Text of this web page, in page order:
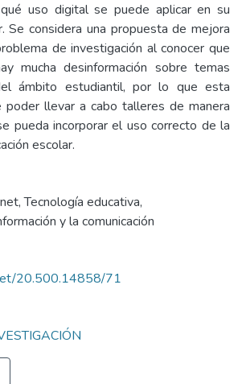
uso digital se puede aplicar en su
Se considera una propuesta de mejora
de investigación al conocer que
mucha desinformación sobre temas
ámbito estudiantil, por lo que esta
llevar a cabo talleres de manera
pueda incorporar el uso correcto de la
escolar.
,Tecnología educativa,
y la comunicación
20.500.14858/71